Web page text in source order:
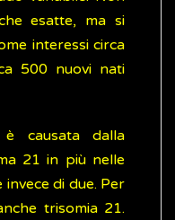
esatte, ma si
interessi circa
500 nuovi nati
causata dalla
21 in più nelle
di due. Per
trisomia 21.